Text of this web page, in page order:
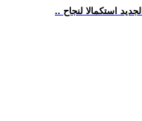
استكمالا لنجاح